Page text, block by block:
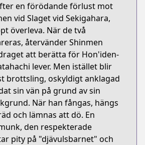
en förödande förlust mot
vid Slaget vid Sekigahara,
överleva. När de två
återvänder Shinmen
att berätta för Hon'iden-
lever. Men istället blir
brottsling, oskyldigt anklagad
sin vän på grund av sin
När han fångas, hängs
och lämnas att dö. En
den respekterade
pity på "djävulsbarnet" och